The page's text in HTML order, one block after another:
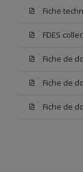
Fiche
FDES
Fiche de
Fiche de
Fiche de